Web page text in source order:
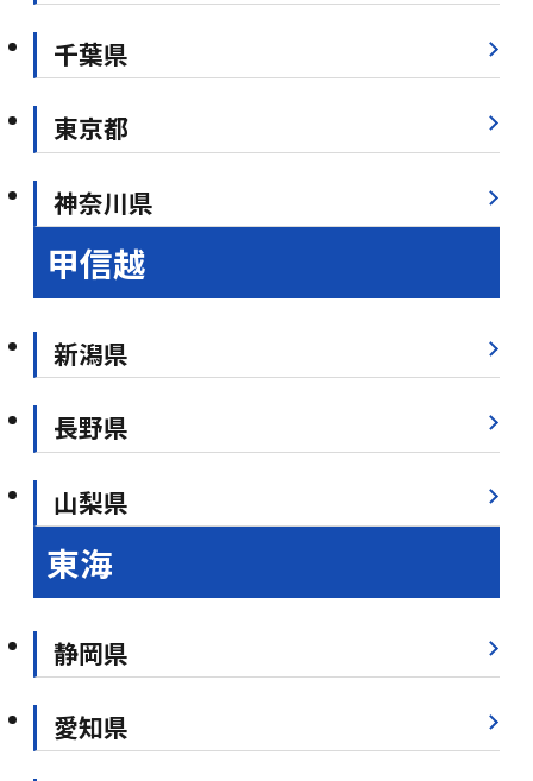
千葉県
東京都
神奈川県
甲信越
新潟県
長野県
山梨県
東海
静岡県
愛知県